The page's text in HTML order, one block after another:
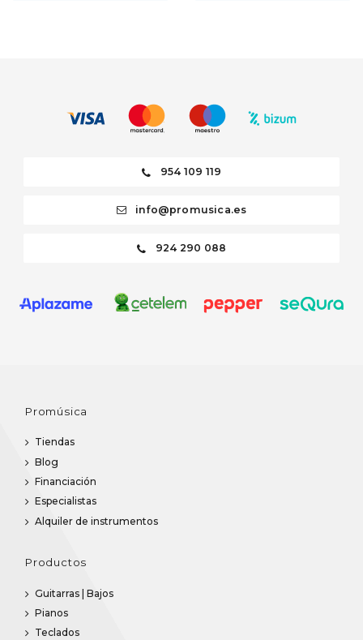
954 109 119
info@promusica.es
924 290 088
Promúsica
Tiendas
Blog
Financiación
Especialistas
Alquiler de instrumentos
Productos
Guitarras | Bajos
Pianos
Teclados